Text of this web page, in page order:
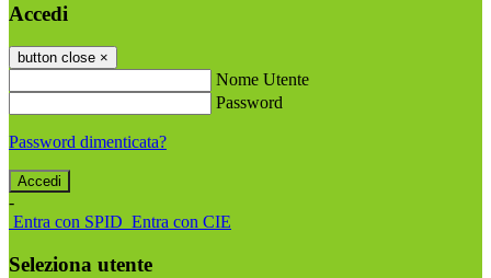
Accedi
button close ×
Nome Utente
Password
Password dimenticata?
-
Entra con SPID Entra con CIE
Seleziona utente